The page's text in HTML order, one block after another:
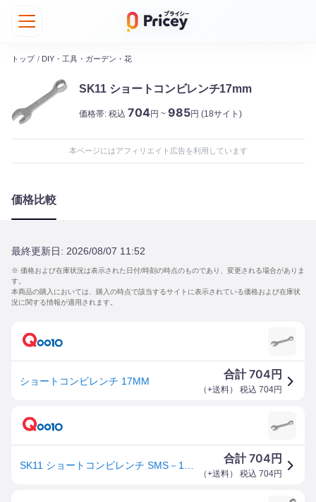
トップ / DIY・工具・ガーデン・花
SK11 ショートコンビレンチ17mm
価格帯: 税込 704円 ~ 985円 (18サイト)
本ページにはアフィリエイト広告を利用しています
価格比較
最終更新日: 2026/08/07 11:52
※ 価格および在庫状況は表示された日付/時刻の時点のものであり、変更される場合がありま
す。
本商品の購入においては、購入の時点で該当するサイトに表示されている価格および在庫状
況に関する情報が適用されます。
ショートコンビレンチ 17MM
合計704 円
（+送料） 税込 704円
合計704 円
（+送料） 税込 704円